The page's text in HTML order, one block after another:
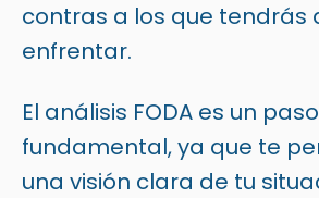
contras a los que tendrás
enfrentar.
El análisis FODA es un paso
fundamental, ya que te
una visión clara de tu